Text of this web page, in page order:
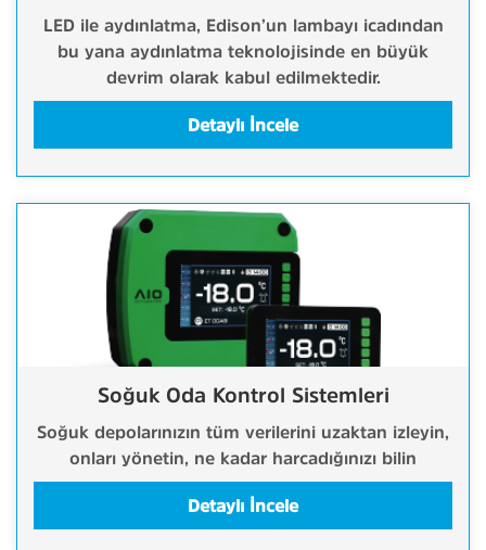
LED ile aydınlatma, Edison’un lambayı icadından
bu yana aydınlatma teknolojisinde en büyük
devrim olarak kabul edilmektedir.
Detaylı İncele
Soğuk Oda Kontrol Sistemleri
Soğuk depolarınızın tüm verilerini uzaktan izleyin,
onları yönetin, ne kadar harcadığınızı bilin
Detaylı İncele